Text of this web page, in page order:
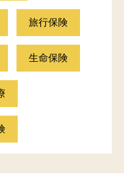
旅行保険
生命保険